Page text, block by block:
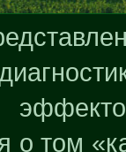
о том